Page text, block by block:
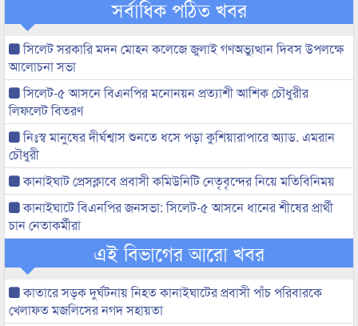
সর্বাধিক পঠিত খবর
সিলেট সরকারি মদন মোহন কলেজে জুলাই গণঅভ্যুত্থান দিবস উপলক্ষে
আলোচনা সভা
সিলেট-৫ আসনে বিএনপির মনোনয়ন প্রত্যাশী আশিক চৌধুরীর
লিফলেট বিতরণ
নিঃস্ব মানুষের দীর্ঘশ্বাস শুনতে ধসে পড়া কুশিয়ারাপারে অ্যাড. এমরান
চৌধুরী
কানাইঘাট প্রেসক্লাবে প্রবাসী কমিউনিটি নেতৃবৃন্দের নিয়ে মতিবিনিময়
কানাইঘাটে বিএনপির জনসভা: সিলেট-৫ আসনে ধানের শীষের প্রার্থী
চান নেতাকর্মীরা
এই বিভাগের আরো খবর
কাতারে সড়ক দুর্ঘটনায় নিহত কানাইঘাটের প্রবাসী পাঁচ পরিবারকে
খেলাফত মজলিসের নগদ সহায়তা